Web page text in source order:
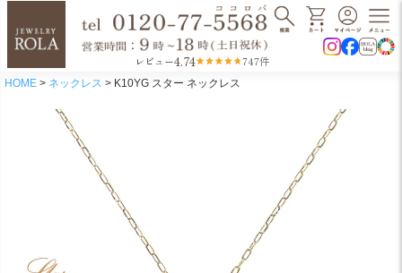
レビュー4.74 747件
HOME ネックレス K10YG スター ネックレス